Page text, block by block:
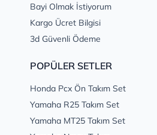
Bayi Olmak İstiyorum
Kargo Ücret Bilgisi
3d Güvenli Ödeme
POPÜLER SETLER
Honda Pcx Ön Takım Set
Yamaha R25 Takım Set
Yamaha MT25 Takım Set